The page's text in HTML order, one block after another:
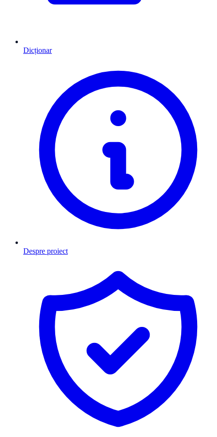
Dicționar
Despre proiect